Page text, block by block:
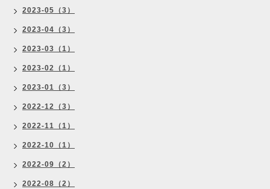
2023-05（3）
2023-04（3）
2023-03（1）
2023-02（1）
2023-01（3）
2022-12（3）
2022-11（1）
2022-10（1）
2022-09（2）
2022-08（2）